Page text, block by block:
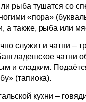
рыба тушатся со
«пора»
а также, рыба или
и чатни –
чатни
и сладким.
(тапиока).
кухни –